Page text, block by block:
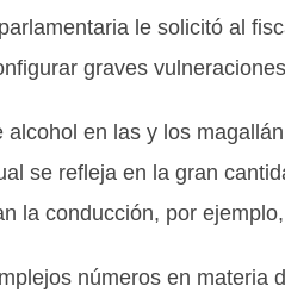
le solicitó al
graves
en las y los
se refleja en la gran
la conducción, por
números en materia